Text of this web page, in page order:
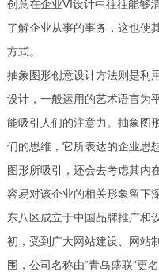
创意在企业VI设计中往往能够
了解企业从事的事务，这也使
方式。
抽象图形创意设计方法则是利
设计，一般运用的艺术语言为
能吸引人们的注意力。抽象图
们的思维，它所表达的企业思
图形所吸引，还会去考虑其内
容易对该企业的相关形象留下
东八区成立于中国品牌推广和
初，受到广大网站建设、网站
围，公司名称由“青岛盛联”更